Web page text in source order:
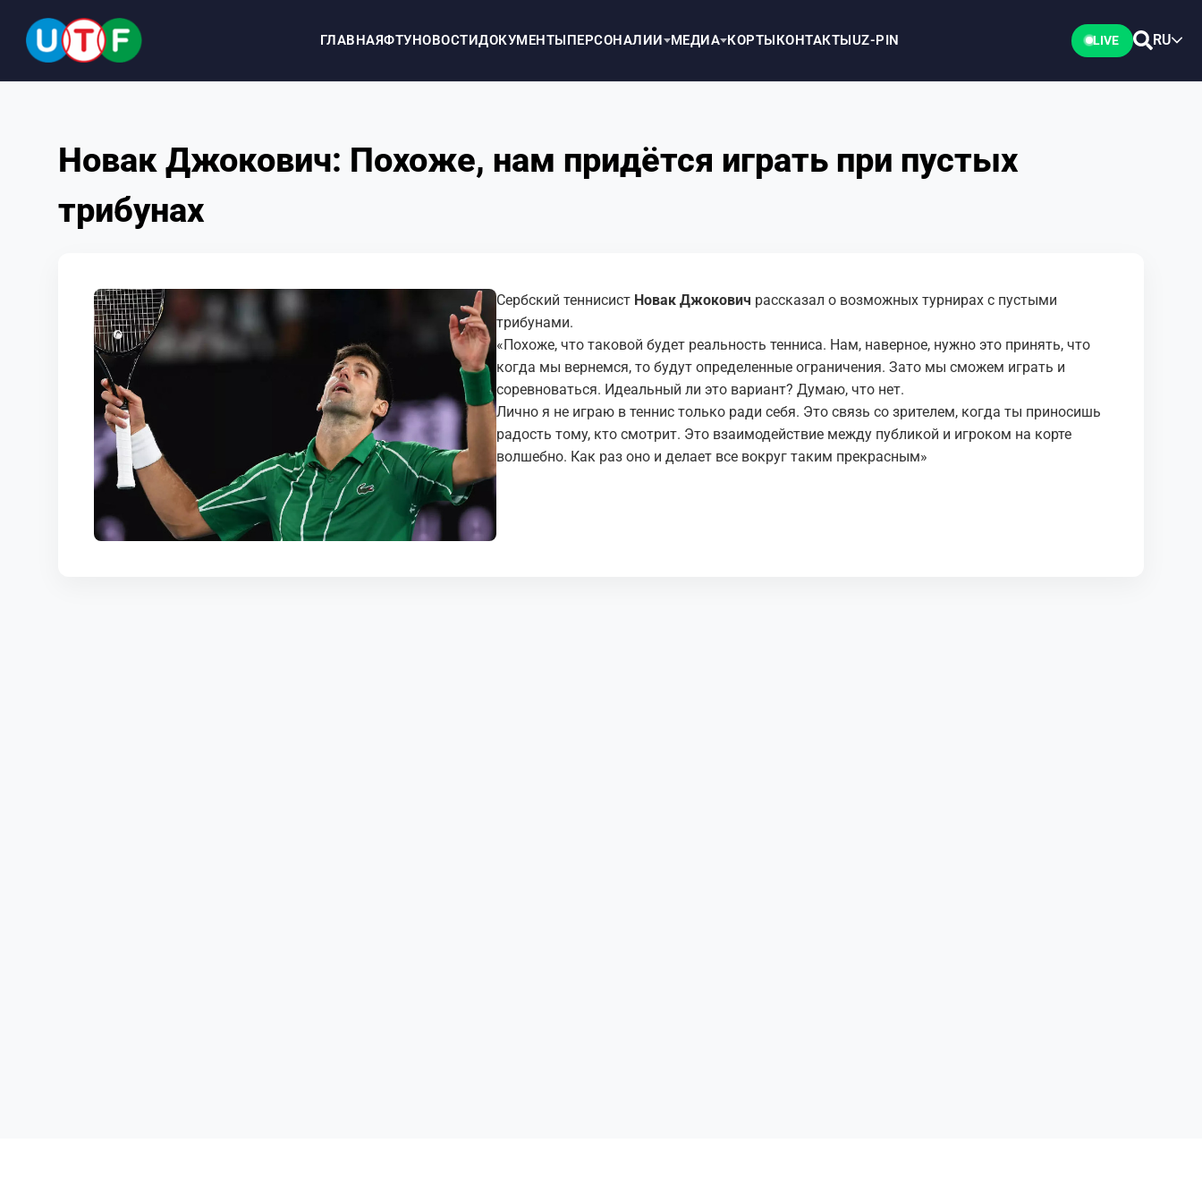
ГЛАВНАЯФТУНОВОСТИДОКУМЕНТЫПЕРСОНАЛИИ МЕДИА КОРТЫКОНТАКТЫUZ-PIN LIVE RU
ДОКУМЕНТЫ
ПЕРСОНАЛИИ
КОНТАКТЫ
Новак Джокович: Похоже, нам придётся играть при пустых
трибунах
Сербский теннисист Новак Джокович рассказал о возможных турнирах с пустыми
трибунами.
«Похоже, что таковой будет реальность тенниса. Нам, наверное, нужно это принять, что
когда мы вернемся, то будут определенные ограничения. Зато мы сможем играть и
соревноваться. Идеальный ли это вариант? Думаю, что нет.
Лично я не играю в теннис только ради себя. Это связь со зрителем, когда ты приносишь
радость тому, кто смотрит. Это взаимодействие между публикой и игроком на корте
волшебно. Как раз оно и делает все вокруг таким прекрасным»